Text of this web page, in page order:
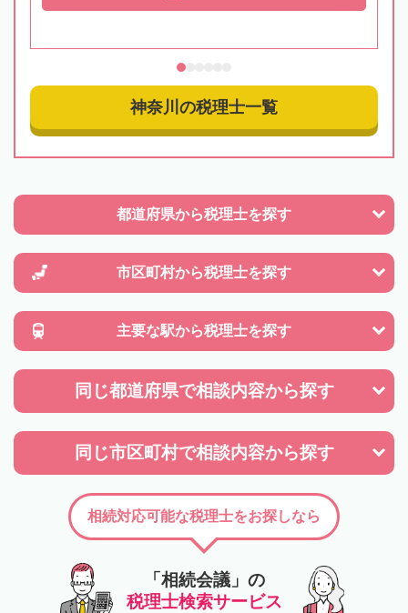
神奈川の税理士一覧
都道府県から税理士を探す
市区町村から税理士を探す
主要な駅から税理士を探す
同じ都道府県で相談内容から探す
同じ市区町村で相談内容から探す
「相続会議」の
税理士検索サービス
相続対応可能な税理士をお探しなら